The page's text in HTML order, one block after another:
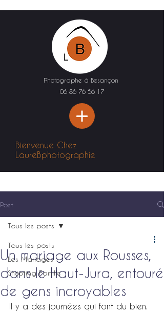
Photographe à Besançon
06 86 76 56 17
Bienvenue Chez
LaureBphotographie
Post
Tous les posts
Les Mariages
Shooting Famille
Tous les posts
Un mariage aux Rousses,
dans le Haut-Jura, entouré
de gens incroyables
Il y a des journées qui font du bien.